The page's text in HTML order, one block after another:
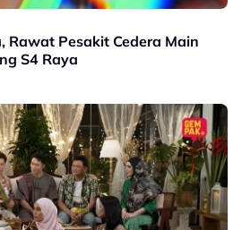
Rawat Pesakit Cedera Main
S4 Raya